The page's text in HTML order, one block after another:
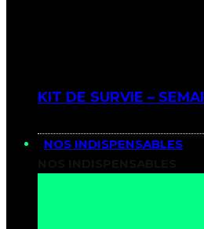
KIT DE SURVIE –
NOS INDISPENSABLES